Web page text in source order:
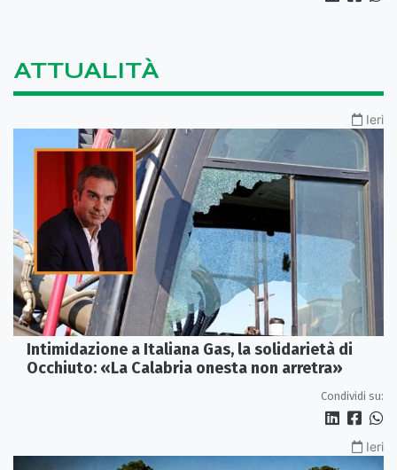
ATTUALITÀ
Ieri
Intimidazione a Italiana Gas, la solidarietà di
Occhiuto: «La Calabria onesta non arretra»
Condividi su:
Ieri